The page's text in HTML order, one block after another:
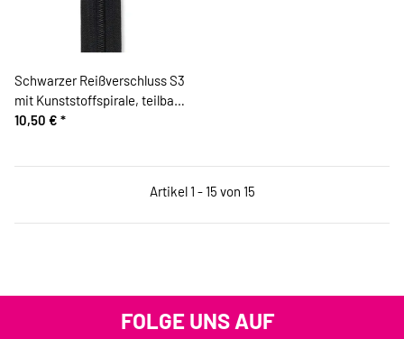
Schwarzer Reißverschluss S3
mit Kunststoffspirale, teilbar,
75 cm, Prym
10,50 € *
Artikel 1 - 15 von 15
FOLGE UNS AUF